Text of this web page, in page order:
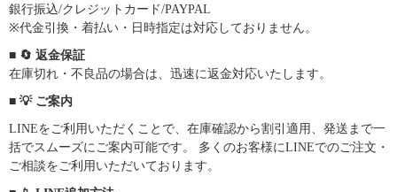
銀行振込/クレジットカード/PAYPAL
※代金引換・着払い・日時指定は対応しておりません。
■ 🔄 返金保証
在庫切れ・不良品の場合は、迅速に返金対応いたします。
■ 💡 ご案内
LINEをご利用いただくことで、在庫確認から割引適用、発送まで一
括でスムーズにご案内可能です。 多くのお客様にLINEでのご注文・
ご相談をご利用いただいております。